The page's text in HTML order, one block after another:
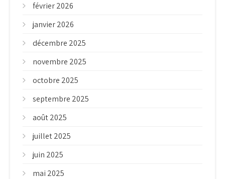
février 2026
janvier 2026
décembre 2025
novembre 2025
octobre 2025
septembre 2025
août 2025
juillet 2025
juin 2025
mai 2025